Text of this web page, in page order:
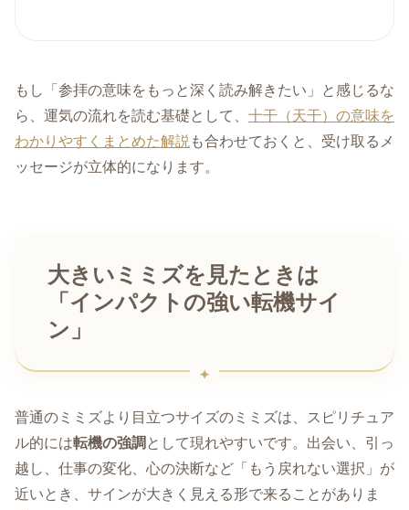
もし「参拝の意味をもっと深く読み解きたい」と感じるな
ら、運気の流れを読む基礎として、 十干（天干）の意味を
わかりやすくまとめた解説 も合わせておくと、受け取るメ
ッセージが立体的になります。
大きいミミズを見たときは
「インパクトの強い転機サイ
ン」
普通のミミズより目立つサイズのミミズは、スピリチュア
ル的には転機の強調 として現れやすいです。出会い、引っ
越し、仕事の変化、心の決断など「もう戻れない選択」が
近いとき、サインが大きく見える形で来ることがありま